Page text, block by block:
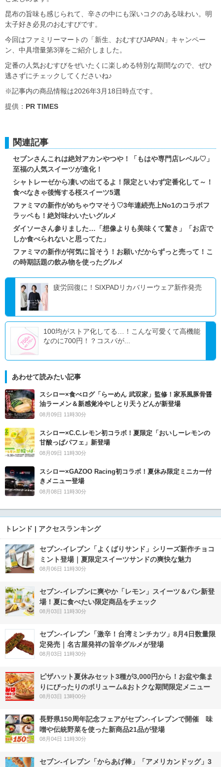
昆布の旨味も感じられて、辛さの中にも深いコクのある味わい。明
太子好き必見のおむすびです。
今回はファミリーマートの「新生、おむすびJAPAN」キャンペー
ン、中具増量第3弾をご紹介しました。
定番の人気おむすびをぜいたくに楽しめる特別な期間なので、ぜひ
逃さずにチェックしてくださいね♪
※記事内の商品情報は2026年3月18日時点です。
提供： PR TIMES
関連記事
セブンさんこれは絶対アカンやつや！「もはや専門店レベル♡」
至福の人気スイーツが進化！
シャトレーゼから凄いの出てるよ！限定といわず定番化して～！
食べなきゃ後悔する桜スイーツ5選
ファミマの新作がめちゃウマそう♡3年連続売上No1のコラボフ
ラッペも！絶対味わいたいグルメ
ダイソーさん参りました…「想像よりも美味くて驚き」「お店で
しか食べられないと思ってた」
ファミマの新作が何気に旨そう！お願いだからずっと売って！こ
の時期話題の飲み物を使ったグルメ
疲労回復に！SIXPADリカバリーウェア新作発売
100均がストア化してる…！こんな可愛くて高機能
なのに700円！？コスパが...
あわせて読みたい記事
スシロー×食べログ「らーめん 武双家」監修！家系風豚骨醤
油ラーメン＆新感覚冷やしとり天うどんが新登場
08月09日 11時30分
スシロー×C.C.レモン初コラボ！夏限定「おいしーレモンの
甘酸っぱパフェ」新登場
08月09日 11時30分
スシロー×GAZOO Racing初コラボ！夏休み限定ミニカー付
きメニュー登場
08月08日 11時30分
トレンド | アクセスランキング
セブン‐イレブン「よくばりサンド」シリーズ新作チョコ
ミント登場｜夏限定スイーツサンドの爽快な魅力
08月06日 11時30分
セブン‐イレブンに爽やか「レモン」スイーツ＆パン新登
場！夏に食べたい限定商品をチェック
08月03日 11時30分
セブン-イレブン「激辛！台湾ミンチカツ」8月4日数量限
定発売｜名古屋発祥の旨辛グルメが登場
08月03日 11時30分
ピザハット夏休みセット3種が3,000円から！お盆や集ま
りにぴったりのボリューム&おトクな期間限定メニュー
08月03日 13時00分
長野県150周年記念フェアがセブン-イレブンで開催 味
噌や伝統野菜を使った新商品21品が登場
08月04日 11時30分
セブン‐イレブン「からあげ棒」「アメリカンドッグ」3